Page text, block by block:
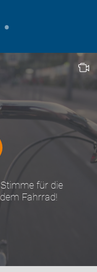
für die
Fahrrad!